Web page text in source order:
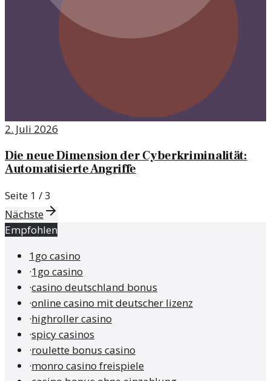
2. Juli 2026
Die neue Dimension der Cyberkriminalität:
Automatisierte Angriffe
Seite 1 /3
Nächste
Empfohlen
1go casino
·1go casino
·casino deutschland bonus
·online casino mit deutscher lizenz
·highroller casino
·spicy casinos
·roulette bonus casino
·monro casino freispiele